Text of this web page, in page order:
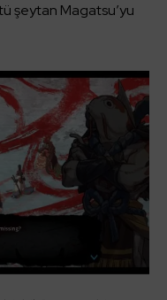
şeytan Magatsu’yu